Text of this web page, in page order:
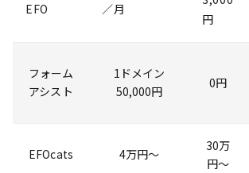
EFO
／月
円
フォーム
アシスト
1ドメイン
50,000円
0円
EFOcats 4万円～
30万
円～